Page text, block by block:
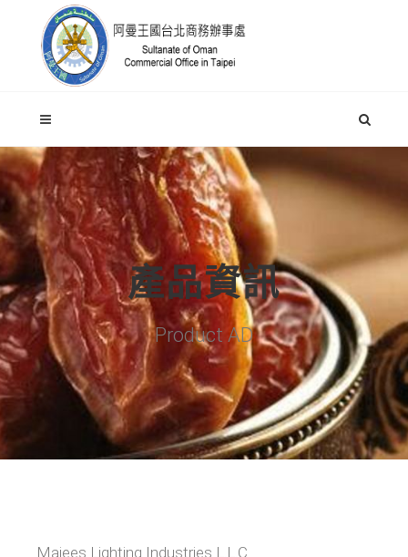
產品資訊
Product AD
Majees Lighting Industries L.L.C